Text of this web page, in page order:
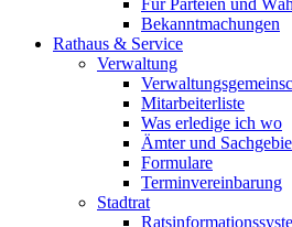
Für Parteien und
Bekanntmachungen
Rathaus & Service
Verwaltung
Mitarbeiterliste
Was erledige ich wo
Ämter und
Formulare
Terminvereinbarung
Stadtrat